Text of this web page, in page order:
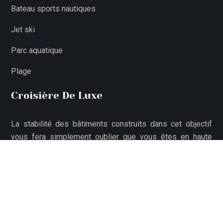
Bateau sports nautiques
Jet ski
Parc aquatique
Plage
Croisière De Luxe
La stabilité des bâtiments construits dans cet objectif
vous fera simplement oublier que vous êtes en haute